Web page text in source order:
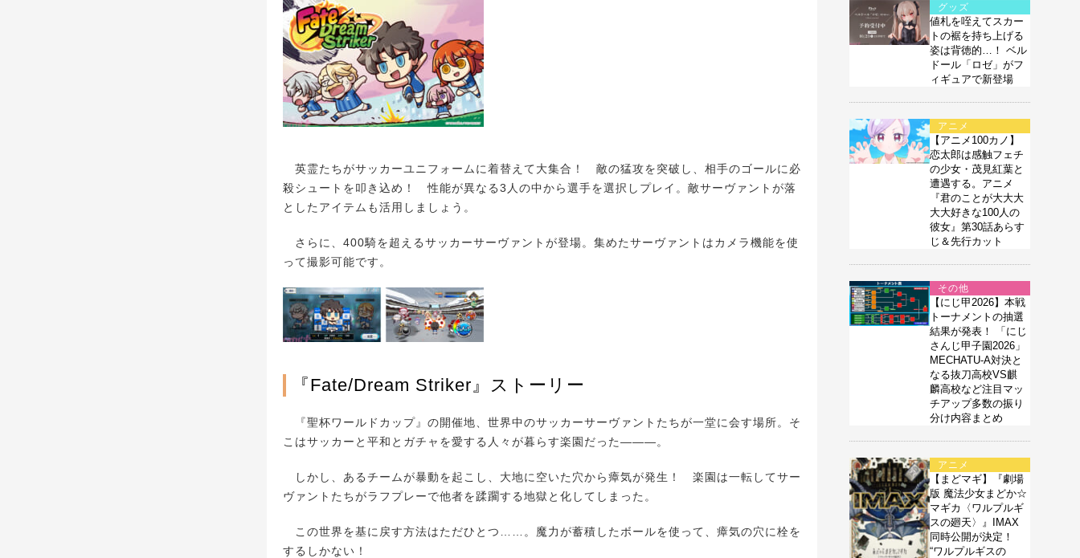
英霊たちがサッカーユニフォームに着替えて大集合！ 敵の猛攻を突破し、相手のゴールに必
殺シュートを叩き込め！ 性能が異なる3人の中から選手を選択しプレイ。敵サーヴァントが落
としたアイテムも活用しましょう。
さらに、400騎を超えるサッカーサーヴァントが登場。集めたサーヴァントはカメラ機能を使
って撮影可能です。
『Fate/Dream Striker』ストーリー
『聖杯ワールドカップ』の開催地、世界中のサッカーサーヴァントたちが一堂に会す場所。そ
こはサッカーと平和とガチャを愛する人々が暮らす楽園だった―――。
しかし、あるチームが暴動を起こし、大地に空いた穴から瘴気が発生！ 楽園は一転してサー
ヴァントたちがラフプレーで他者を蹂躙する地獄と化してしまった。
この世界を基に戻す方法はただひとつ……。魔力が蓄積したボールを使って、瘴気の穴に栓を
するしかない！
グッズ
値札を咥えてスカー
トの裾を持ち上げる
姿は背徳的…！ ベル
ドール「ロゼ」がフ
ィギュアで新登場
アニメ
【アニメ100カノ】
恋太郎は感触フェチ
の少女・茂見紅葉と
遭遇する。アニメ
『君のことが大大大
大大好きな100人の
彼女』第30話あらす
じ＆先行カット
その他
【にじ甲2026】本戦
トーナメントの抽選
結果が発表！ 「にじ
さんじ甲子園2026」
MECHATU-A対決と
なる抜刀高校VS麒
麟高校など注目マッ
チアップ多数の振り
分け内容まとめ
アニメ
【まどマギ】『劇場
版 魔法少女まどか☆
マギカ〈ワルプルギ
スの廻天〉』IMAX
同時公開が決定！
“ワルプルギスの